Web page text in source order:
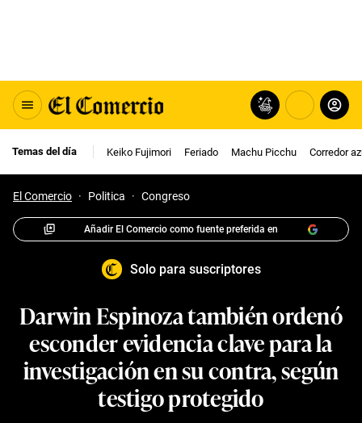
Temas del día Keiko Fujimori Feriado Machu Picchu Corredor
El Comercio · Politica · Congreso
Añadir El Comercio como fuente preferida en
Solo para suscriptores
Darwin Espinoza también ordenó
esconder evidencia clave para la
investigación en su contra, según
testigo protegido